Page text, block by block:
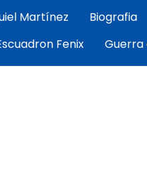
|
por Exequiel
Martínez Biografia
Fenix
Guerra